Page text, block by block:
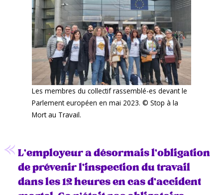
Les membres du collectif rassemblé-es devant le
Parlement européen en mai 2023. © Stop à la
Mort au Travail.
L’employeur a désormais l’obligation
de prévenir l’inspection du travail
dans les 12 heures en cas d’accident